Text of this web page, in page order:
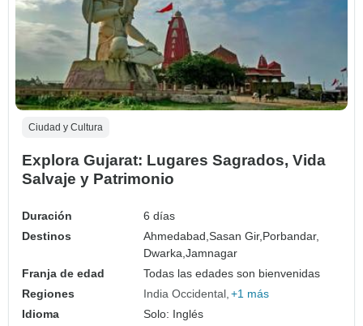
Ciudad y Cultura
Explora Gujarat: Lugares Sagrados, Vida
Salvaje y Patrimonio
Duración
6 días
Destinos
Ahmedabad,Sasan Gir,Porbandar,
Dwarka,Jamnagar
Franja de edad
Todas las edades son bienvenidas
Regiones
India Occidental +1 más
Idioma
Solo: Inglés